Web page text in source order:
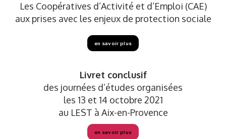
Les Coopératives d’Activité et d’Emploi (CAE)
aux prises avec les enjeux de protection sociale
en savoir plus
Livret conclusif
des journées d’études organisées
les 13 et 14 octobre 2021
au LEST à Aix-en-Provence
en savoir plus